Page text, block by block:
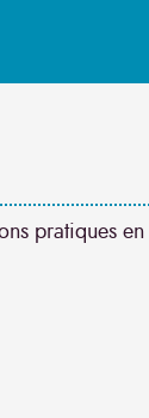
pratiques